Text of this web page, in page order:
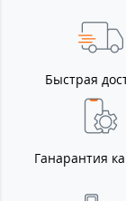
Быстрая
Ганарантия